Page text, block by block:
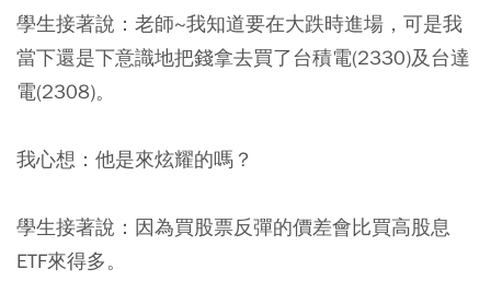
學生接著說：老師~我知道要在大跌時進場，可是我
當下還是下意識地把錢拿去買了台積電(2330)及台達
電(2308)。
我心想：他是來炫耀的嗎？
學生接著說：因為買股票反彈的價差會比買高股息
ETF來得多。